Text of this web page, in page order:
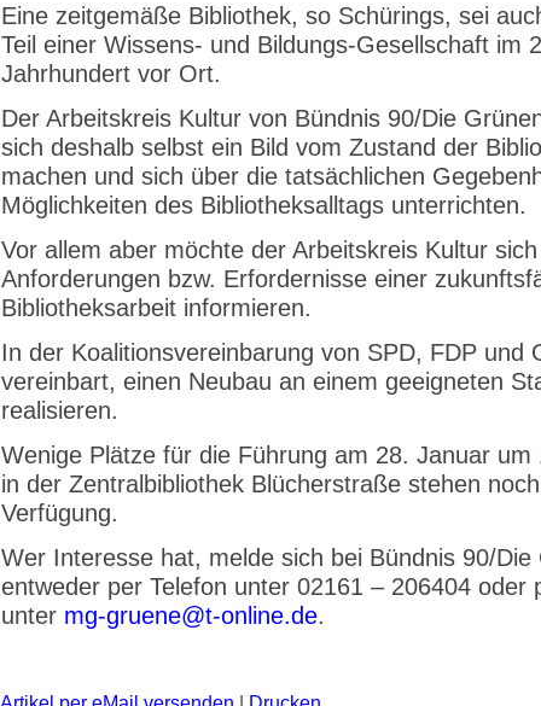
Eine zeitgemäße Bibliothek, so Schürings, sei
Teil einer Wissens- und Bildungs-Gesellschaft im
Jahrhundert vor Ort.
Der Arbeitskreis Kultur von Bündnis 90/Die
sich deshalb selbst ein Bild vom Zustand der
machen und sich über die tatsächlichen
Möglichkeiten des Bibliotheksalltags unterrichten.
Vor allem aber möchte der Arbeitskreis Kultur
Anforderungen bzw. Erfordernisse einer
Bibliotheksarbeit informieren.
In der Koalitionsvereinbarung von SPD, FDP und
vereinbart, einen Neubau an einem geeigneten
realisieren.
Wenige Plätze für die Führung am 28. Januar um
in der Zentralbibliothek Blücherstraße stehen
Verfügung.
Wer Interesse hat, melde sich bei Bündnis 90/Die
entweder per Telefon unter 02161 – 206404 oder
unter mg-gruene@t-online.de.